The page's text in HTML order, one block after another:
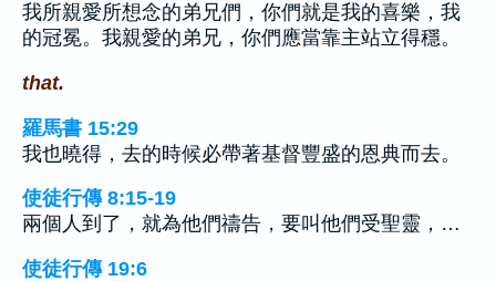
我所親愛所想念的弟兄們，你們就是我的喜樂，我
的冠冕。我親愛的弟兄，你們應當靠主站立得穩。
that.
羅馬書 15:29
我也曉得，去的時候必帶著基督豐盛的恩典而去。
使徒行傳 8:15-19
兩個人到了，就為他們禱告，要叫他們受聖靈，…
使徒行傳 19:6